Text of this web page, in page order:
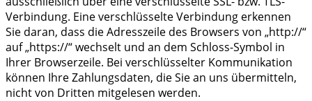
Verbindung. Eine verschlüsselte Verbindung erkennen
Sie daran, dass die Adresszeile des Browsers von „http://“
auf „https://“ wechselt und an dem Schloss-Symbol in
Ihrer Browserzeile. Bei verschlüsselter Kommunikation
können Ihre Zahlungsdaten, die Sie an uns übermitteln,
nicht von Dritten mitgelesen werden.